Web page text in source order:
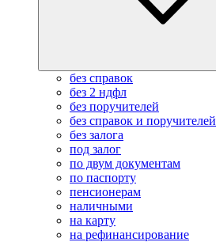
без справок
без 2 ндфл
без поручителей
без справок и поручителей
без залога
под залог
по двум документам
по паспорту
пенсионерам
наличными
на карту
на рефинансирование